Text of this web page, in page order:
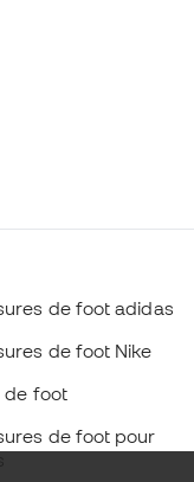
de foot adidas
de foot Nike
de foot
de foot pour